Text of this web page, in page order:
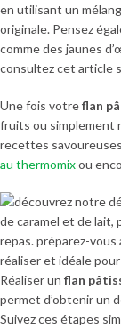
en utilisant un
originale. Pensez
comme des jaunes
consultez cet article
Une fois votreflan
fruits ou simplement
recettes
au thermomixou
Réaliser un flan
permet d’obtenir un
Suivez ces étapes